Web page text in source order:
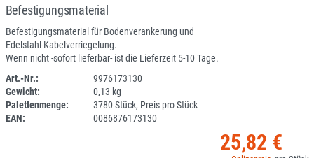
Befestigungsmaterial
Befestigungsmaterial für Bodenverankerung und
Edelstahl-Kabelverriegelung.
Wenn nicht -sofort lieferbar- ist die Lieferzeit 5-10 Tage.
Art.-Nr.:
9976173130
Gewicht:
0,13 kg
Palettenmenge:
3780 Stück, Preis pro Stück
EAN:
0086876173130
25,82 €